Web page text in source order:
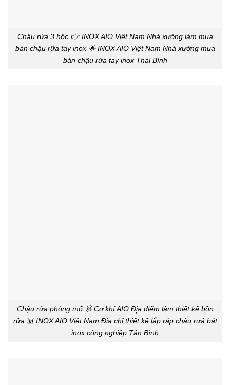
Chậu rửa 3 hộc 👉 INOX AIO Việt Nam Nhà xưởng làm mua
bán chậu rữa tay inox 🌟 INOX AIO Việt Nam Nhà xưởng mua
bán chậu rửa tay inox Thái Bình
Chậu rửa phòng mổ 🌞 Cơ khí AIO Đị̣a điểm làm thiết kế bồn
rửa 📊 INOX AIO Việt Nam Địa chỉ thiết kế lắp ráp chậu rưả bát
inox công nghiệp Tân Bình